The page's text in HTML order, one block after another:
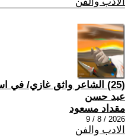
(25) الشاعر واثق غازي/ في
عبد حسن
مقداد مسعود
2026 / 8 / 9
الادب والفن